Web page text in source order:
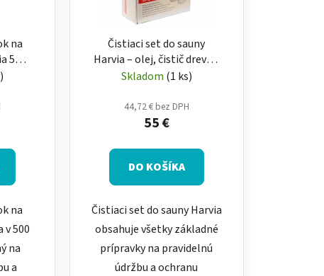
u
k
na
500
pece
na
v 500
na
a
Čistiaci set do sauny
Harvia – olej, čistič dreva a
čistič saunových kachlí
Skladom (1 ks)
44,72 € bez DPH
55 €
DO KOŠÍKA
Čistiaci set do sauny Harvia
obsahuje všetky základné
prípravky na pravidelnú
údržbu a ochranu